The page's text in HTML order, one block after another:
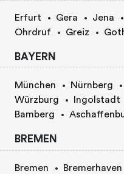
Erfurt Gera Jena
Ohrdruf
Greiz
BAYERN
München Nürnberg
Würzburg
Ingolstadt
Bamberg
BREMEN
Bremen Bremerhaven